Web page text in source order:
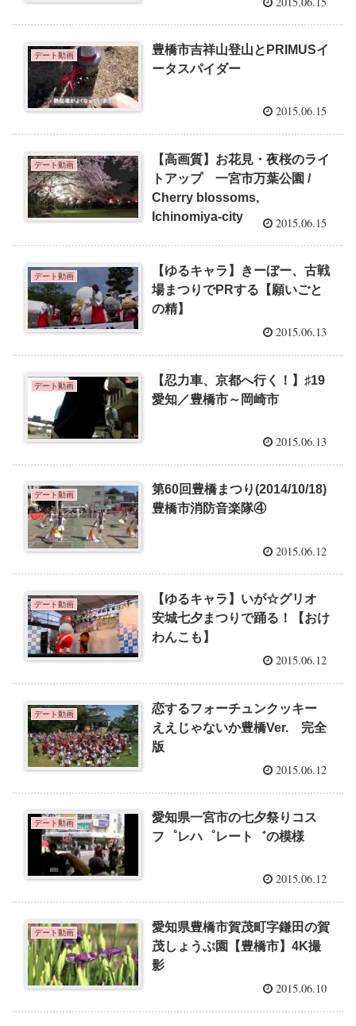
デート動画
豊橋市吉祥山登山とPRIMUSイ
ータスパイダー
2015.06.15
デート動画
【高画質】お花見・夜桜のライ
トアップ 一宮市万葉公園 /
Cherry blossoms,
Ichinomiya-city
2015.06.15
デート動画
【ゆるキャラ】きーぼー、古戦
場まつりでPRする【願いごと
の精】
2015.06.13
デート動画
【忍力車、京都へ行く！】♯19
愛知／豊橋市～岡崎市
2015.06.13
デート動画
第60回豊橋まつり(2014/10/18)
豊橋市消防音楽隊④
2015.06.12
デート動画
【ゆるキャラ】いが☆グリオ
安城七夕まつりで踊る！【おけ
わんこも】
2015.06.12
デート動画
恋するフォーチュンクッキー
ええじゃないか豊橋Ver. 完全
版
2015.06.12
デート動画
愛知県一宮市の七夕祭りコス
フ゜レハ゜レート゛の模様
2015.06.12
デート動画
愛知県豊橋市賀茂町字鎌田の賀
茂しょうぶ園【豊橋市】4K撮
影
2015.06.10